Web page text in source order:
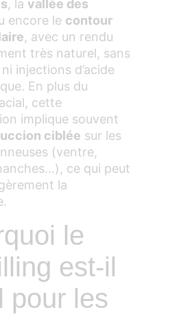
, la vallée des
encore le contour
, avec un rendu
très naturel, sans
injections d’acide
En plus du
cette
implique souvent
ciblée sur les
(ventre,
ce qui peut
la
le
est-il
pour les